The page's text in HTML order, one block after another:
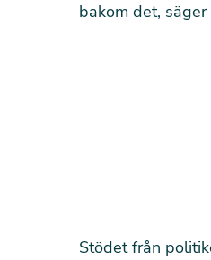
bakom det,
Stödet från